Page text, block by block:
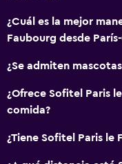
¿Cuál es la mejor
Faubourg desde
¿Se admiten
¿Ofrece Sofitel Paris
comida?
¿Tiene Sofitel Paris le